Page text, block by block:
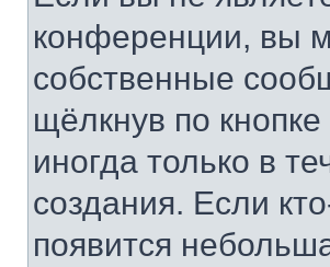
конференции, вы
собственные
щёлкнув по кнопке
иногда только в
создания. Если
появится